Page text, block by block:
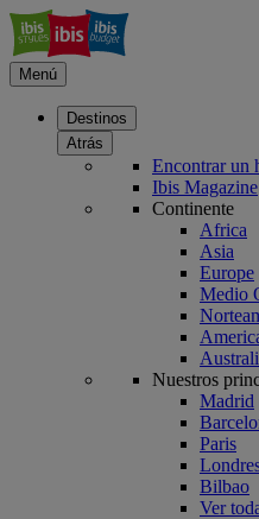
Menú
Destinos
Atrás
Encontrar un
Ibis Magazine
Continente
Africa
Asia
Europe
Medio
Nuestros
Madrid
Paris
Bilbao
Ver